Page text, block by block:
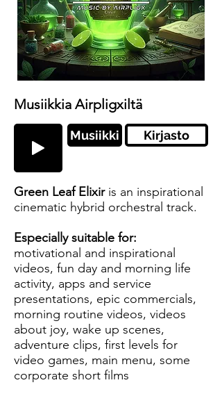
Musiikkia Airpligxiltä
Musiikki Kirjasto
Green Leaf Elixiris an inspirational
cinematic hybrid orchestral track.
Especially suitable for:
motivational and inspirational
videos, fun day and morning life
activity, apps and service
presentations, epic commercials,
morning routine videos, videos
about joy, wake up scenes,
adventure clips, first levels for
video games, main menu, some
corporate short films